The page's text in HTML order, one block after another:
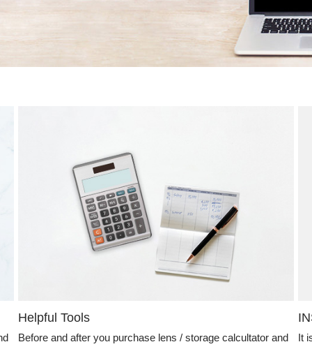
Helpful Tools
Before and after you purchase lens / storage calcultator and
It